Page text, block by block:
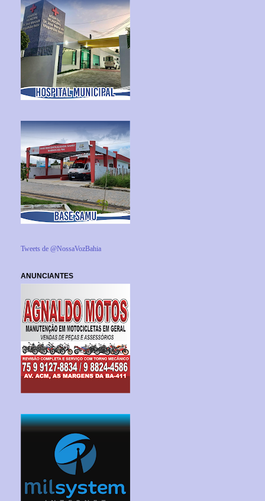
Tweets de @NossaVozBahia
ANUNCIANTES